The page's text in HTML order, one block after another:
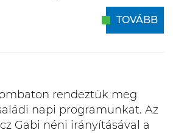
TOVÁBB
rendeztük meg
napi programunkat. Az
Gabi néni irányításával a